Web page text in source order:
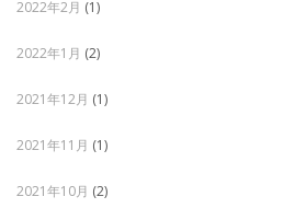
2022年2月 (1)
2022年1月 (2)
2021年12月 (1)
2021年11月 (1)
2021年10月 (2)